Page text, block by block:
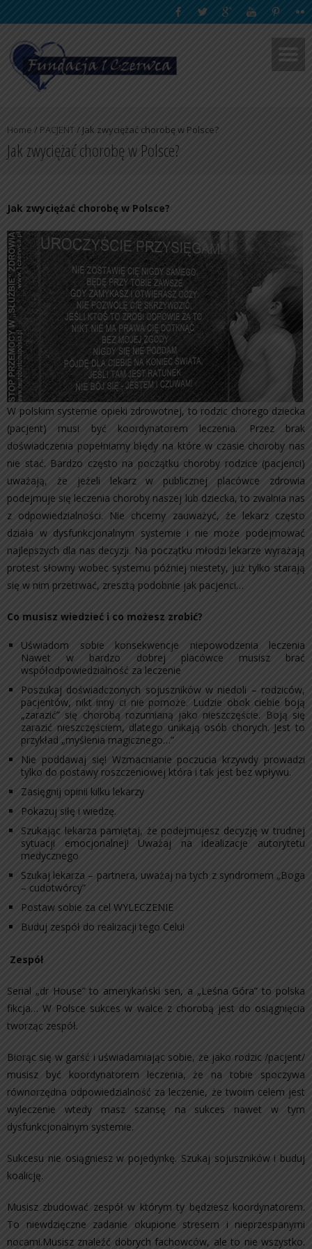
Home / PACJENT/ Jak zwyciężać chorobę w Polsce?
Jak zwyciężać chorobę w Polsce?
Jak zwyciężać chorobę w Polsce?
W polskim systemie opieki zdrowotnej, to rodzic chorego dziecka
(pacjent) musi być koordynatorem leczenia. Przez brak
doświadczenia popełniamy błędy na które w czasie choroby nas
nie stać. Bardzo często na początku choroby rodzice (pacjenci)
uważają, że jeżeli lekarz w publicznej placówce zdrowia
podejmuje się leczenia choroby naszej lub dziecka, to zwalnia nas
z odpowiedzialności. Nie chcemy zauważyć, że lekarz często
działa w dysfunkcjonalnym systemie i nie może podejmować
najlepszych dla nas decyzji. Na początku młodzi lekarze wyrażają
protest słowny wobec systemu później niestety, już tylko starają
się w nim przetrwać, zresztą podobnie jak pacjenci…
Co musisz wiedzieć i co możesz zrobić?
Uświadom sobie konsekwencje niepowodzenia leczenia
Nawet w bardzo dobrej placówce musisz brać
współodpowiedzialność za leczenie
Poszukaj doświadczonych sojuszników w niedoli – rodziców,
pacjentów, nikt inny ci nie pomoże. Ludzie obok ciebie boją
„zarazić” się chorobą rozumianą jako nieszczęście. Boją się
zarazić nieszczęściem, dlatego unikają osób chorych. Jest to
przykład „myślenia magicznego…”
Nie poddawaj się! Wzmacnianie poczucia krzywdy prowadzi
tylko do postawy roszczeniowej która i tak jest bez wpływu.
Zasięgnij opinii kilku lekarzy
Pokazuj siłę i wiedzę.
Szukając lekarza pamiętaj, że podejmujesz decyzję w trudnej
sytuacji emocjonalnej! Uważaj na idealizacje autorytetu
medycznego
Szukaj lekarza – partnera, uważaj na tych z syndromem „Boga
– cudotwórcy”
Postaw sobie za cel WYLECZENIE
Buduj zespół do realizacji tego Celu!
Zespół
Serial „dr House” to amerykański sen, a „Leśna Góra” to polska
fikcja… W Polsce sukces w walce z chorobą jest do osiągnięcia
tworząc zespół.
Biorąc się w garść i uświadamiając sobie, że jako rodzic /pacjent/
musisz być koordynatorem leczenia, że na tobie spoczywa
równorzędna odpowiedzialność za leczenie, że twoim celem jest
wyleczenie wtedy masz szansę na sukces nawet w tym
dysfunkcjonalnym systemie.
Sukcesu nie osiągniesz w pojedynkę. Szukaj sojuszników i buduj
koalicję.
Musisz zbudować zespół w którym ty będziesz koordynatorem.
To niewdzięczne zadanie okupione stresem i nieprzespanymi
nocami.Musisz znaleźć dobrych fachowców, ale to nie wszystko.